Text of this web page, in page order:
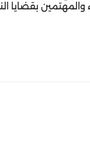
والمهتمين بقضايا